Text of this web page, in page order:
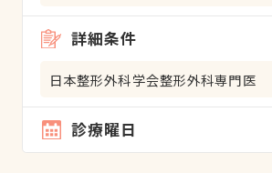
詳細条件
日本整形外科学会整形外科専門医
診療曜日